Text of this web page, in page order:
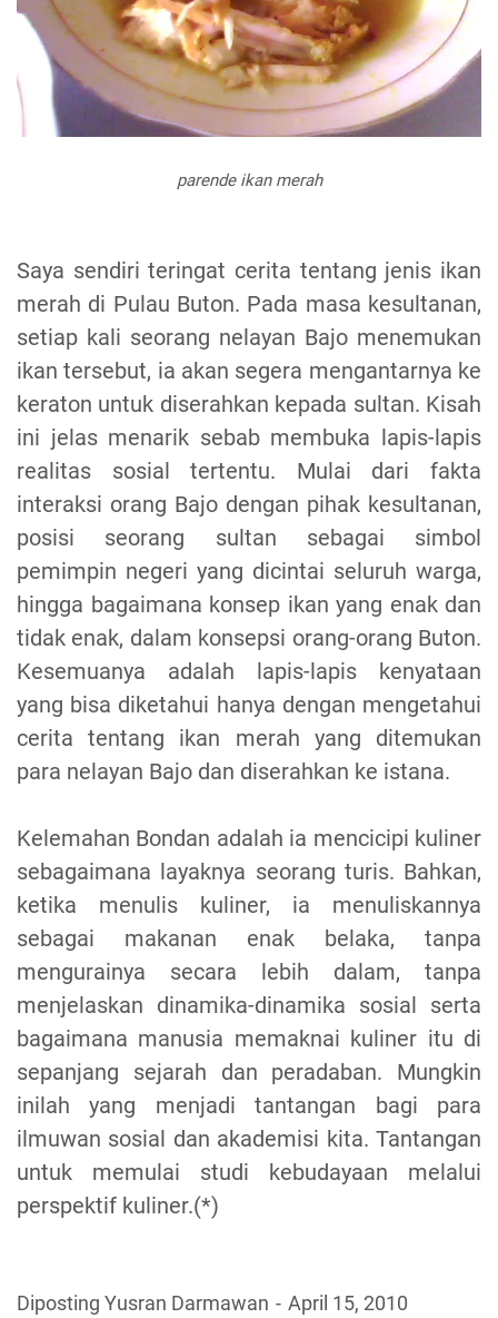
parende ikan merah
Saya sendiri teringat cerita tentang jenis ikan
merah di Pulau Buton. Pada masa kesultanan,
setiap kali seorang nelayan Bajo menemukan
ikan tersebut, ia akan segera mengantarnya ke
keraton untuk diserahkan kepada sultan. Kisah
ini jelas menarik sebab membuka lapis-lapis
realitas sosial tertentu. Mulai dari fakta
interaksi orang Bajo dengan pihak kesultanan,
posisi seorang sultan sebagai simbol
pemimpin negeri yang dicintai seluruh warga,
hingga bagaimana konsep ikan yang enak dan
tidak enak, dalam konsepsi orang-orang Buton.
Kesemuanya adalah lapis-lapis kenyataan
yang bisa diketahui hanya dengan mengetahui
cerita tentang ikan merah yang ditemukan
para nelayan Bajo dan diserahkan ke istana.
Kelemahan Bondan adalah ia mencicipi kuliner
sebagaimana layaknya seorang turis. Bahkan,
ketika menulis kuliner, ia menuliskannya
sebagai makanan enak belaka, tanpa
mengurainya secara lebih dalam, tanpa
menjelaskan dinamika-dinamika sosial serta
bagaimana manusia memaknai kuliner itu di
sepanjang sejarah dan peradaban. Mungkin
inilah yang menjadi tantangan bagi para
ilmuwan sosial dan akademisi kita. Tantangan
untuk memulai studi kebudayaan melalui
perspektif kuliner.(*)
Diposting Yusran Darmawan April 15, 2010